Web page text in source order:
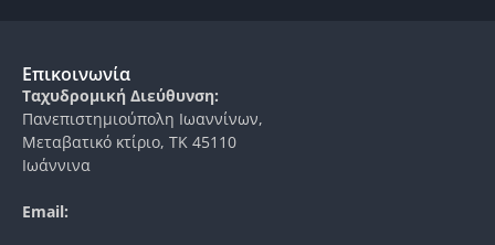
Επικοινωνία
Ταχυδρομική Διεύθυνση:
Πανεπιστημιούπολη Ιωαννίνων,
Μεταβατικό κτίριο, ΤΚ 45110
Ιωάννινα
Email: